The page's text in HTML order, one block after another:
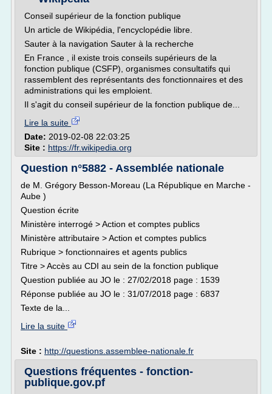
Conseil supérieur de la fonction publique
Un article de Wikipédia, l'encyclopédie libre.
Sauter à la navigation Sauter à la recherche
En France , il existe trois conseils supérieurs de la
fonction publique (CSFP), organismes consultatifs qui
rassemblent des représentants des fonctionnaires et des
administrations qui les emploient.
Il s'agit du conseil supérieur de la fonction publique de...
Lire la suite
Date: 2019-02-08 22:03:25
Site : https://fr.wikipedia.org
Question n°5882 - Assemblée nationale
de M. Grégory Besson-Moreau (La République en Marche -
Aube )
Question écrite
Ministère interrogé > Action et comptes publics
Ministère attributaire > Action et comptes publics
Rubrique > fonctionnaires et agents publics
Titre > Accès au CDI au sein de la fonction publique
Question publiée au JO le : 27/02/2018 page : 1539
Réponse publiée au JO le : 31/07/2018 page : 6837
Texte de la...
Lire la suite
Site : http://questions.assemblee-nationale.fr
Questions fréquentes - fonction-
publique.gov.pf